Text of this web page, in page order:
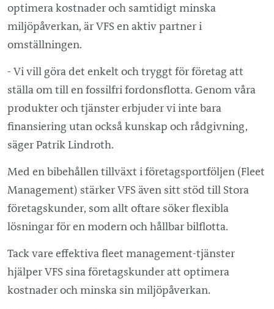
optimera kostnader och samtidigt minska
miljöpåverkan, är VFS en aktiv partner i
omställningen.
- Vi vill göra det enkelt och tryggt för företag att
ställa om till en fossilfri fordonsflotta. Genom våra
produkter och tjänster erbjuder vi inte bara
finansiering utan också kunskap och rådgivning,
säger Patrik Lindroth.
Med en bibehållen tillväxt i företagsportföljen (Fleet
Management) stärker VFS även sitt stöd till Stora
företagskunder, som allt oftare söker flexibla
lösningar för en modern och hållbar bilflotta.
Tack vare effektiva fleet management-tjänster
hjälper VFS sina företagskunder att optimera
kostnader och minska sin miljöpåverkan.